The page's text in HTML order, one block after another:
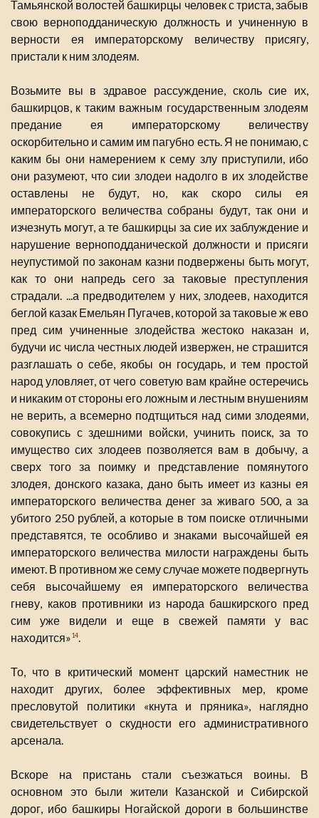
Тамьянской волостей башкирцы человек с триста, забыв
свою верноподданическую должность и учиненную в
верности ея императорскому величеству присягу,
пристали к ним злодеям.
Возьмите вы в здравое рассуждение, сколь сие их,
башкирцов, к таким важным государственным злодеям
предание ея императорскому величеству
оскорбительно и самим им пагубно есть. Я не понимаю, с
каким бы они намерением к сему злу приступили, ибо
они разумеют, что сии злодеи надолго в их злодействе
оставлены не будут, но, как скоро силы ея
императорского величества собраны будут, так они и
изчезнуть могут, а те башкирцы за сие их заблуждение и
нарушение верноподданической должности и присяги
неупустимой по законам казни подвержены быть могут,
как то они напредь сего за таковые преступления
страдали. ...а предводителем у них, злодеев, находится
беглой казак Емельян Пугачев, которой за таковые ж ево
пред сим учиненные злодейства жестоко наказан и,
будучи ис числа честных людей извержен, не страшится
разглашать о себе, якобы он государь, и тем простой
народ уловляет, от чего советую вам крайне остеречись
и никаким от стороны его ложным и лестным внушениям
не верить, а всемерно подтщиться над сими злодеями,
совокупись с здешними войски, учинить поиск, за то
имущество сих злодеев позволяется вам в добычу, а
сверх того за поимку и представление помянутого
злодея, донского казака, дано быть имеет из казны ея
императорского величества денег за живаго 500, а за
убитого 250 рублей, а которые в том поиске отличными
представятся, те особливо и знаками высочайшей ея
императорского величества милости награждены быть
имеют. В противном же сему случае можете подвергнуть
себя высочайшему ея императорского величества
гневу, каков противники из народа башкирского пред
сим уже видели и еще в свежей памяти у вас
находится»14.
То, что в критический момент царский наместник не
находит других, более эффективных мер, кроме
пресловутой политики «кнута и пряника», наглядно
свидетельствует о скудности его административного
арсенала.
Вскоре на пристань стали съезжаться воины. В
основном это были жители Казанской и Сибирской
дорог, ибо башкиры Ногайской дороги в большинстве